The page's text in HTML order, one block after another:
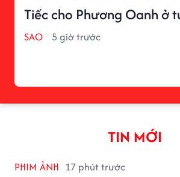
Tiếc cho Phương Oanh ở
SAO 5 giờ trước
TIN MỚI
PHIM ẢNH 17 phút trước